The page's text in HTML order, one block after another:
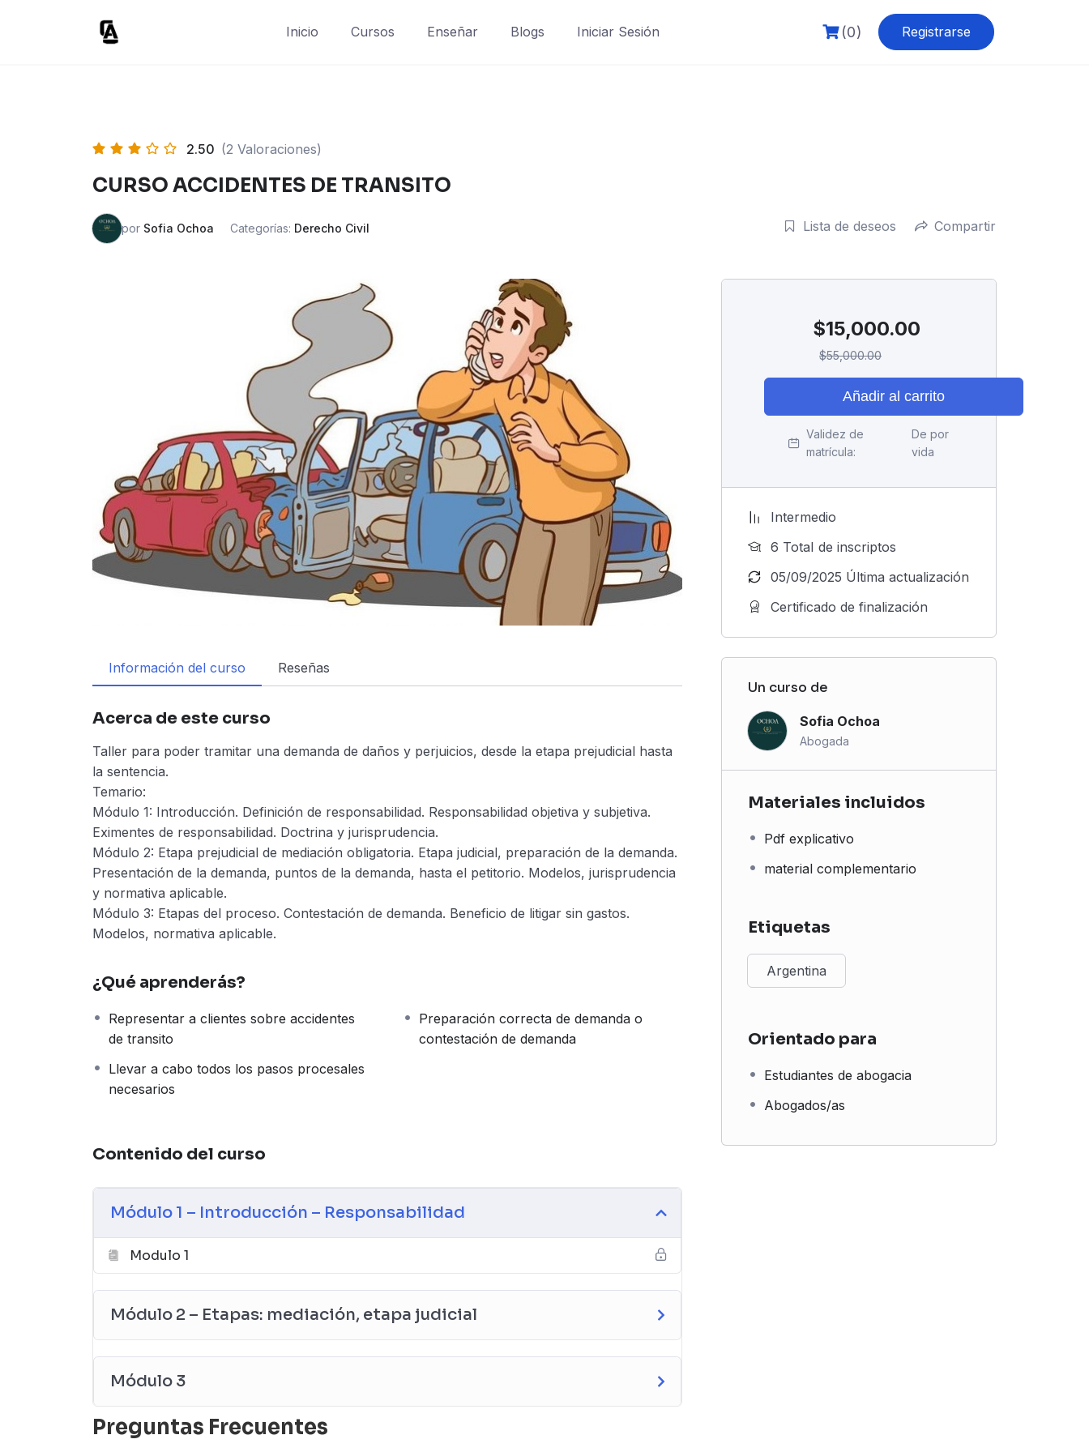
Inicio Cursos Enseñar Blogs Iniciar Sesión (0) Registrarse
2.50 (2 Valoraciones)
CURSO ACCIDENTES DE TRANSITO
por Sofia Ochoa Categorías: Derecho Civil Lista de deseos Compartir
Información del curso Reseñas
Acerca de este curso
Taller para poder tramitar una demanda de daños y perjuicios, desde la etapa prejudicial hasta
la sentencia.
Temario:
Módulo 1: Introducción. Definición de responsabilidad. Responsabilidad objetiva y subjetiva.
Eximentes de responsabilidad. Doctrina y jurisprudencia.
Módulo 2: Etapa prejudicial de mediación obligatoria. Etapa judicial, preparación de la demanda.
Presentación de la demanda, puntos de la demanda, hasta el petitorio. Modelos, jurisprudencia
y normativa aplicable.
Módulo 3: Etapas del proceso. Contestación de demanda. Beneficio de litigar sin gastos.
Modelos, normativa aplicable.
¿Qué aprenderás?
Representar a clientes sobre accidentes
de transito
Preparación correcta de demanda o
contestación de demanda
Llevar a cabo todos los pasos procesales
necesarios
Contenido del curso
Módulo 1 – Introducción – Responsabilidad
Modulo 1
Módulo 2 – Etapas: mediación, etapa judicial
Módulo 3
Preguntas Frecuentes
$15,000.00
$55,000.00
Añadir al carrito
Validez de
matrícula:
De por
vida
Intermedio
6 TotaI de inscriptos
05/09/2025 Última actualización
Certificado de finalización
Un curso de
Sofia Ochoa
Abogada
Materiales incluidos
Pdf explicativo
material complementario
Etiquetas
Argentina
Orientado para
Estudiantes de abogacia
Abogados/as